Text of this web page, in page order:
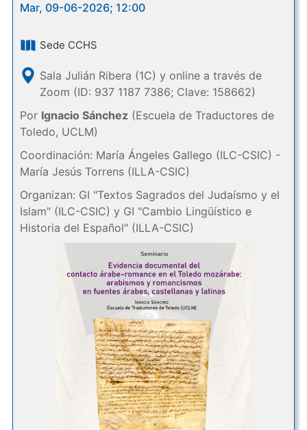
Mar, 09-06-2026; 12:00
Sede CCHS
Sala Julián Ribera (1C) y online a través de
Zoom (ID: 937 1187 7386; Clave: 158662)
Por Ignacio Sánchez(Escuela de Traductores de
Toledo, UCLM)
Coordinación: María Ángeles Gallego (ILC-CSIC) -
María Jesús Torrens (ILLA-CSIC)
Organizan: GI "Textos Sagrados del Judaísmo y el
Islam" (ILC-CSIC) y GI "Cambio Lingüístico e
Historia del Español" (ILLA-CSIC)